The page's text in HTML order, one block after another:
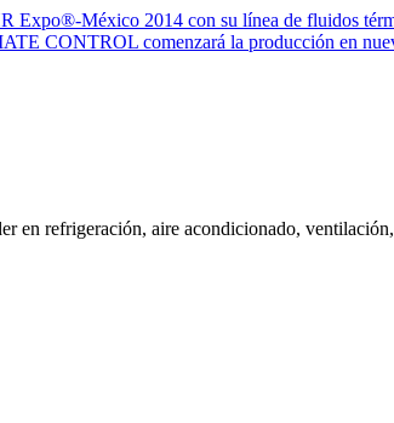
Expo®-México 2014 con su línea de fluidos
CONTROL comenzará la producción en
refrigeración, aire acondicionado,